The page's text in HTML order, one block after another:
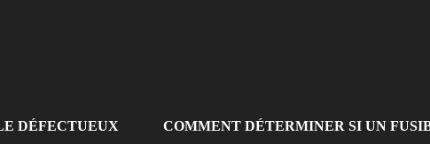
DÉFECTUEUX COMMENT DÉTERMINER SI UN